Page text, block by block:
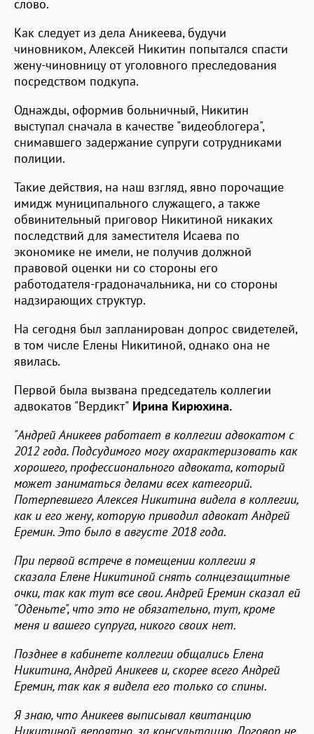
слово.
Как следует из дела Аникеева, будучи
чиновником, Алексей Никитин попытался спасти
жену-чиновницу от уголовного преследования
посредством подкупа.
Однажды, оформив больничный, Никитин
выступал сначала в качестве "видеоблогера",
снимавшего задержание супруги сотрудниками
полиции.
Такие действия, на наш взгляд, явно порочащие
имидж муниципального служащего, а также
обвинительный приговор Никитиной никаких
последствий для заместителя Исаева по
экономике не имели, не получив должной
правовой оценки ни со стороны его
работодателя-градоначальника, ни со стороны
надзирающих структур.
На сегодня был запланирован допрос свидетелей,
в том числе Елены Никитиной, однако она не
явилась.
Первой была вызвана председатель коллегии
адвокатов "Вердикт" Ирина Кирюхина.
"Андрей Аникеев работает в коллегии адвокатом с
2012 года. Подсудимого могу охарактеризовать как
хорошего, профессионального адвоката, который
может заниматься делами всех категорий.
Потерпевшего Алексея Никитина видела в коллегии,
как и его жену, которую приводил адвокат Андрей
Еремин. Это было в августе 2018 года.
При первой встрече в помещении коллегии я
сказала Елене Никитиной снять солнцезащитные
очки, так как тут все свои. Андрей Еремин сказал ей
"Оденьте", что это не обязательно, тут, кроме
меня и вашего супруга, никого своих нет.
Позднее в кабинете коллегии общались Елена
Никитина, Андрей Аникеев и, скорее всего Андрей
Еремин, так как я видела его только со спины.
Я знаю, что Аникеев выписывал квитанцию
Никитиной, вероятно, за консультацию. Договор не